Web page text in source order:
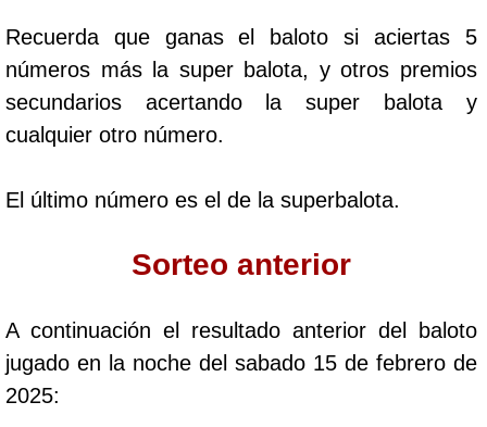
Caribeña Día
Caribeña Noche
Chontico Día
Chontico Noche
Culona día
Recuerda que ganas el baloto si aciertas 5
números más la super balota, y otros premios
secundarios acertando la super balota y
cualquier otro número.
El último número es el de la superbalota.
Sorteo anterior
A continuación el resultado anterior del baloto
jugado en la noche del sabado 15 de febrero de
2025: